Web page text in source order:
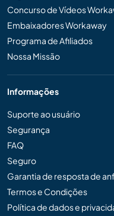
Concurso de Vídeos
Embaixadores Workaway
Programa de Afiliados
Nossa Missão
Informações
Suporte ao usuário
Segurança
FAQ
Seguro
Garantia de resposta de
Termos e Condições
Política de dados e